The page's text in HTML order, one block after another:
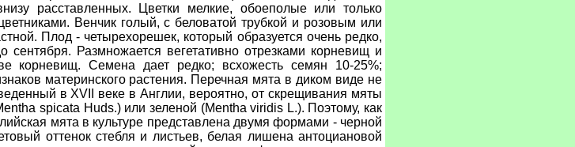
расставленных. Цветки мелкие, обоеполые или только
Венчик голый, с беловатой трубкой и розовым или
Плод - четырехорешек, который образуется очень редко,
сентября. Размножается вегетативно отрезками корневищ и
корневищ. Семена дает редко; всхожесть семян 10-25%;
материнского растения. Перечная мята в диком виде не
в XVII веке в Англии, вероятно, от скрещивания мяты
spicata Huds.) или зеленой (Mentha viridis L.). Поэтому, как
мята в культуре представлена двумя формами - черной
оттенок стебля и листьев, белая лишена антоциановой